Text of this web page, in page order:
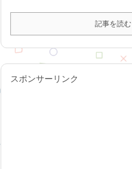
記事を読む
スポンサーリンク